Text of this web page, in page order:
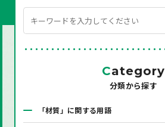
Category
分類から探す
「材質」に関する用語